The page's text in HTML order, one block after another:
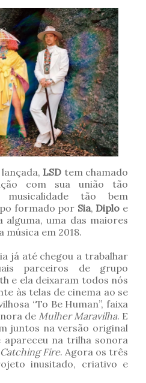
LSD tem chamado
com sua união tão
tão bem
formado por Sia, Diplo e
alguma, uma das maiores
música em 2018.
já até chegou a trabalhar
parceiros de grupo
e ela deixaram todos nós
às telas de cinema ao se
“To Be Human”, faixa
de Mulher Maravilha. E
juntos na versão original
apareceu na trilha sonora
Fire. Agora os três
inusitado, criativo e